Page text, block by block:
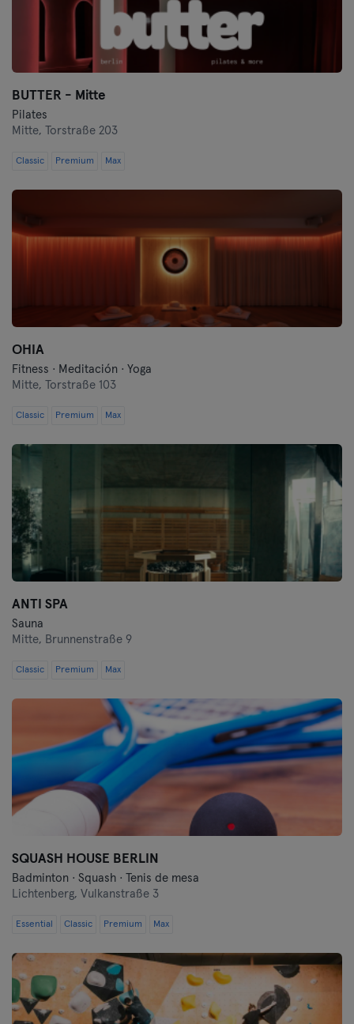
BUTTER - Mitte
Pilates
Mitte,
Torstraße 203
Classic Premium Max
OHIA
Fitness · Meditación · Yoga
Mitte,
Torstraße 103
Classic Premium Max
ANTI SPA
Sauna
Mitte, Brunnenstraße 9
Classic Premium Max
SQUASH HOUSE BERLIN
Badminton · Squash · Tenis de mesa
Lichtenberg, Vulkanstraße 3
Essential Classic Premium Max